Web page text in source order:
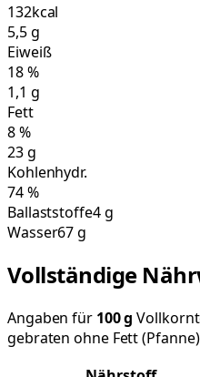
132kcal
5,5g
Eiweiß
18%
1,1 g
Fett
8%
23g
Kohlenhydr.
74%
Ballaststoffe4 g
Wasser67 g
Vollständige
Angaben für 100g
gebraten ohne Fett (Pfanne)